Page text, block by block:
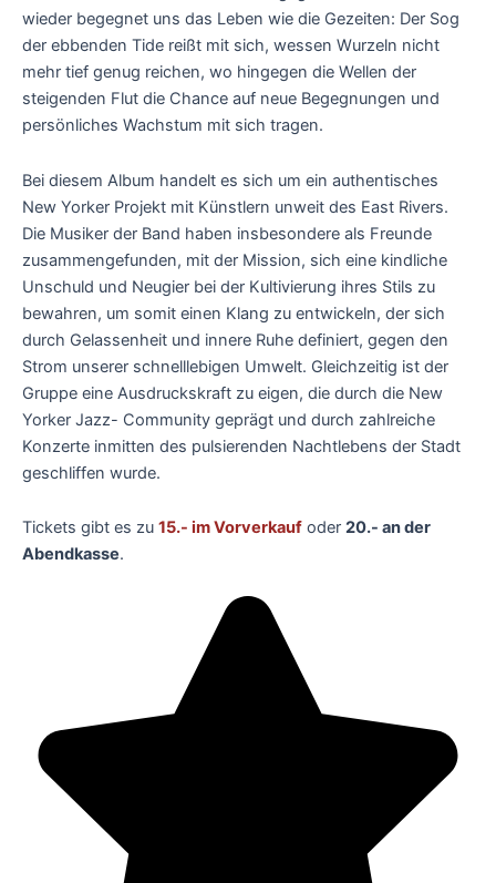
wieder begegnet uns das Leben wie die Gezeiten: Der Sog
der ebbenden Tide reißt mit sich, wessen Wurzeln nicht
mehr tief genug reichen, wo hingegen die Wellen der
steigenden Flut die Chance auf neue Begegnungen und
persönliches Wachstum mit sich tragen.
Bei diesem Album handelt es sich um ein authentisches
New Yorker Projekt mit Künstlern unweit des East Rivers.
Die Musiker der Band haben insbesondere als Freunde
zusammengefunden, mit der Mission, sich eine kindliche
Unschuld und Neugier bei der Kultivierung ihres Stils zu
bewahren, um somit einen Klang zu entwickeln, der sich
durch Gelassenheit und innere Ruhe definiert, gegen den
Strom unserer schnelllebigen Umwelt. Gleichzeitig ist der
Gruppe eine Ausdruckskraft zu eigen, die durch die New
Yorker Jazz- Community geprägt und durch zahlreiche
Konzerte inmitten des pulsierenden Nachtlebens der Stadt
geschliffen wurde.
Tickets gibt es zu 15.- im Vorverkauf oder 20.- an der
Abendkasse.